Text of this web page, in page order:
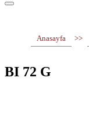
Anasayfa >>
BI 72 G